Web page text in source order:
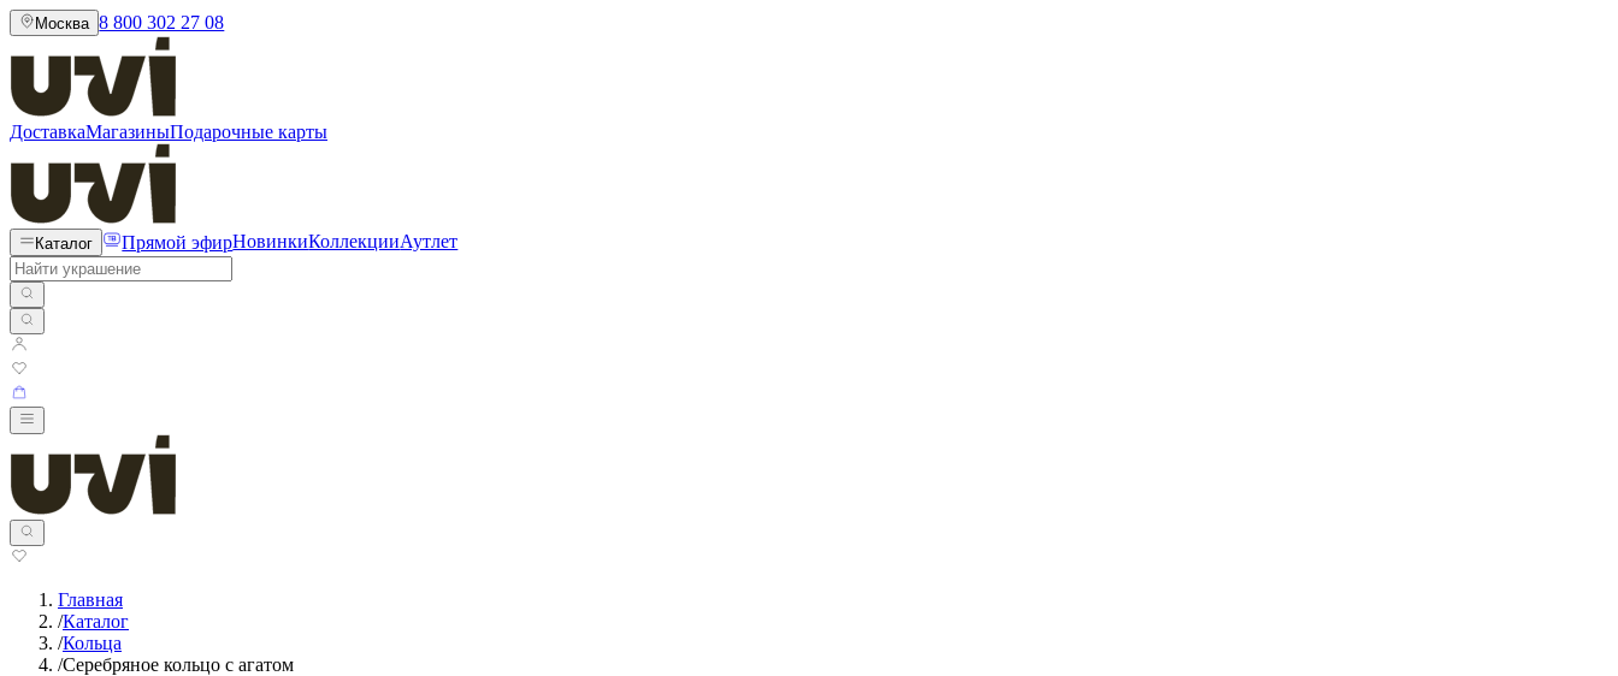
Москва 8 800 302 27 08
ДоставкаМагазиныПодарочные карты
Каталог Прямой эфирНовинкиКоллекцииАутлет
Главная
/Каталог
/Кольца
/Серебряное кольцо с агатом